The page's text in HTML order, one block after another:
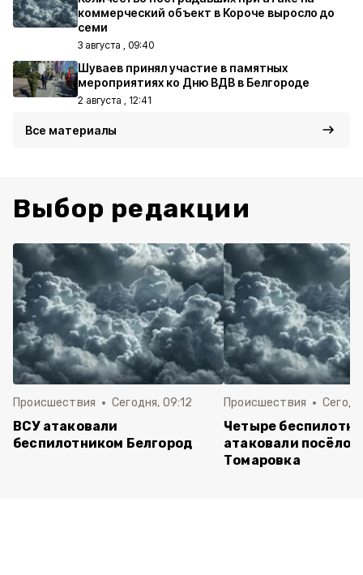
коммерческий объект в Короче выросло до
семи
3 августа , 09:40
Шуваев принял участие в памятных
мероприятиях ко Дню ВДВ в Белгороде
2 августа , 12:41
Все материалы
Выбор редакции
Происшествия Сегодня, 09:12
ВСУ атаковали
беспилотником Белгород
Происшествия
Четыре
атаковали посёлок
Томаровка